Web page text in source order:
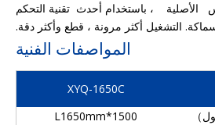
الأصلية ، باستخدام أحدث تقنية التحكم
التشغيل أكثر مرونة ، قطع وأكثر دقة.
المواصفات الفنية
XYQ-1650C
1500*L1650mm